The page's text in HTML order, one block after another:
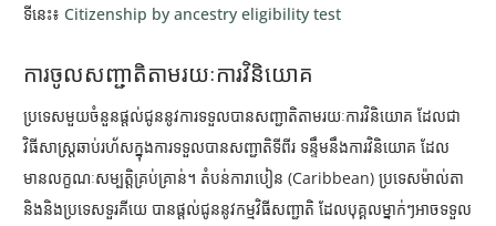
ទីនេះ៖ Citizenship by ancestry eligibility test
ការចូលសញ្ជាតិតាមរយៈការវិនិយោគ
ប្រទេសមួយចំនួនផ្តល់ជូននូវការទទួលបានសញ្ជាតិតាមរយៈការវិនិយោគ ដែលជា
វិធីសាស្ត្រឆាប់រហ័សក្នុងការទទួលបានសញ្ជាតិទីពីរ ទន្ទឹមនឹងការវិនិយោគ ដែល
មានលក្ខណៈសម្បត្តិគ្រប់គ្រាន់។ តំបន់ការាបៀន (Caribbean) ប្រទេសម៉ាល់តា
និងនិងប្រទេសទួរគីយេ បានផ្តល់ជូននូវកម្មវិធីសញ្ជាតិ ដែលបុគ្គលម្នាក់ៗអាចទទួល